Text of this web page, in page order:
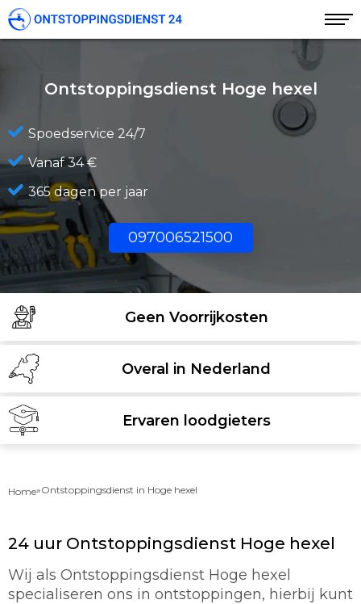
Ontstoppingsdienst Hoge hexel
Spoedservice 24/7
Vanaf 34 €
365 dagen per jaar
097006521500
Geen Voorrijkosten
Overal in Nederland
Ervaren loodgieters
Home»Ontstoppingsdienst in Hoge hexel
24 uur Ontstoppingsdienst Hoge hexel
Wij als Ontstoppingsdienst Hoge hexel
specialiseren ons in ontstoppingen, hierbij kunt